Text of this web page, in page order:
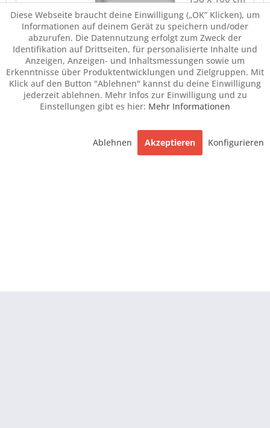
Diese Webseite braucht deine Einwilligung („OK” Klicken), um
Informationen auf deinem Gerät zu speichern und/oder
abzurufen. Die Datennutzung erfolgt zum Zweck der
Identifikation auf Drittseiten, für personalisierte Inhalte und
Anzeigen, Anzeigen- und Inhaltsmessungen sowie um
Erkenntnisse über Produktentwicklungen und Zielgruppen. Mit
Klick auf den Button "Ablehnen" kannst du deine Einwilligung
jederzeit ablehnen. Mehr Infos zur Einwilligung und zu
Einstellungen gibt es hier: Mehr Informationen
Ablehnen Akzeptieren Konfigurieren